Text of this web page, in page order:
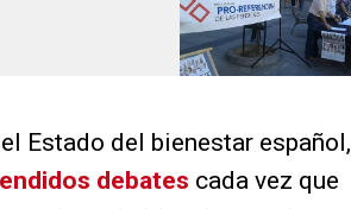
Estado del bienestar español,
debates cada vez que